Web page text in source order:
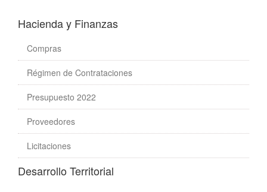
Hacienda y Finanzas
Compras
Régimen de Contrataciones
Presupuesto 2022
Proveedores
Licitaciones
Desarrollo Territorial